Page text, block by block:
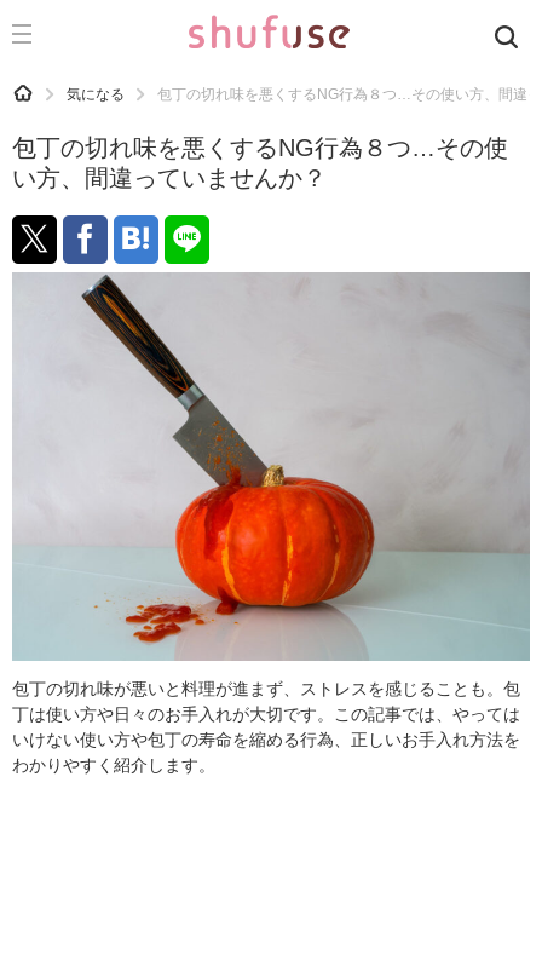
CATEGORY 記事カテゴリ
運気
洗濯
生活の知恵
お金
HOME 気になる 包丁の切れ味を悪くするNG行為８つ…その使い方、間違
包丁の切れ味を悪くするNG行為８つ…その使
い方、間違っていませんか？
包丁の切れ味が悪いと料理が進まず、ストレスを感じることも。包
丁は使い方や日々のお手入れが大切です。この記事では、やっては
いけない使い方や包丁の寿命を縮める行為、正しいお手入れ方法を
わかりやすく紹介します。